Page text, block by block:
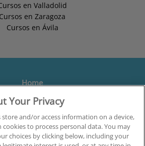
en Valladolid
Cursos en Zaragoza
Cursos en Ávila
Home
Formación
Centros
Orientación
Your Privacy
and/or access information on a device,
cookies to process personal data. You may
choices by clicking below, including your